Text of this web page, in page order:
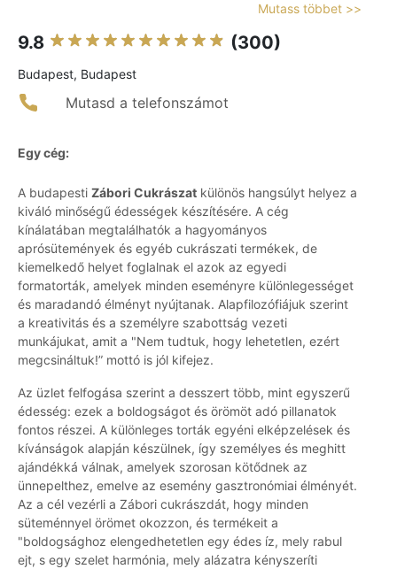
Mutass többet >>
9.8 (300)
Budapest, Budapest
Mutasd a telefonszámot
Egy cég:
A budapesti Zábori Cukrászat különös hangsúlyt helyez a
kiváló minőségű édességek készítésére. A cég
kínálatában megtalálhatók a hagyományos
aprósütemények és egyéb cukrászati termékek, de
kiemelkedő helyet foglalnak el azok az egyedi
formatorták, amelyek minden eseményre különlegességet
és maradandó élményt nyújtanak. Alapfilozófiájuk szerint
a kreativitás és a személyre szabottság vezeti
munkájukat, amit a "Nem tudtuk, hogy lehetetlen, ezért
megcsináltuk!” mottó is jól kifejez.
Az üzlet felfogása szerint a desszert több, mint egyszerű
édesség: ezek a boldogságot és örömöt adó pillanatok
fontos részei. A különleges torták egyéni elképzelések és
kívánságok alapján készülnek, így személyes és meghitt
ajándékká válnak, amelyek szorosan kötődnek az
ünnepelthez, emelve az esemény gasztronómiai élményét.
Az a cél vezérli a Zábori cukrászdát, hogy minden
süteménnyel örömet okozzon, és termékeit a
"boldogsághoz elengedhetetlen egy édes íz, mely rabul
ejt, s egy szelet harmónia, mely alázatra kényszeríti